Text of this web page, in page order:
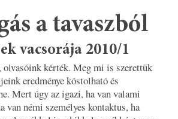
a tavaszból
vacsorája 2010/1
olvasóink kérték. Meg mi is szerettük
eredménye kóstolható és
Mert úgy az igazi, ha van valami
van némi személyes kontaktus, ha